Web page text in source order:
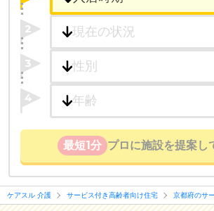
2
3
4
最短1分 プロに施設を提案し
ケアスル 介護 サービス付き高齢者向け住宅 京都府のサ